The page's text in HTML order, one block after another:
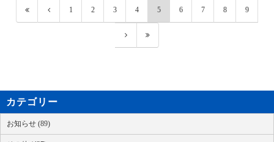
1 2 3 4 5 6 7 8 9
カテゴリー
お知らせ (89)